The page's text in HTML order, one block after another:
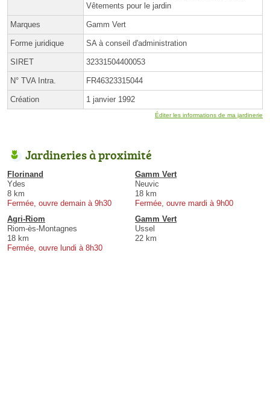
Vêtements pour le jardin
Marques Gamm Vert
Forme juridique SA à conseil d'administration
SIRET 32331504400053
N° TVA Intra. FR46323315044
Création 1 janvier 1992
Éditer les informations de ma jardinerie
Jardineries à proximité
Florinand
Ydes
8 km
Fermée, ouvre demain à 9h30
Gamm Vert
Neuvic
18 km
Fermée, ouvre mardi à 9h00
Agri-Riom
Riom-ès-Montagnes
18 km
Fermée, ouvre lundi à 8h30
Gamm Vert
Ussel
22 km